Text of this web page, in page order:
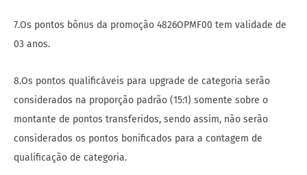
7.Os pontos bônus da promoção 4826OPMF00 tem validade de
03 anos.
8.Os pontos qualificáveis para upgrade de categoria serão
considerados na proporção padrão (15:1) somente sobre o
montante de pontos transferidos, sendo assim, não serão
considerados os pontos bonificados para a contagem de
qualificação de categoria.